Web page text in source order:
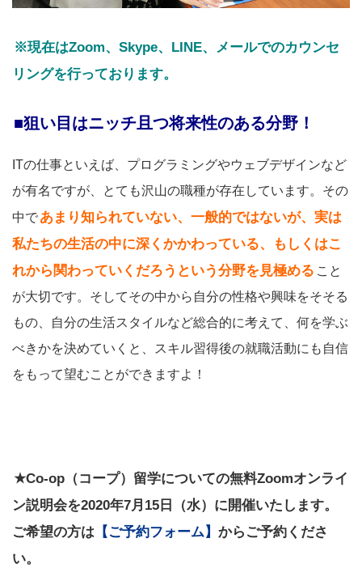
※現在はZoom、Skype、LINE、メールでのカウンセ
リングを行っております。
■狙い目はニッチ且つ将来性のある分野！
ITの仕事といえば、プログラミングやウェブデザインなど
が有名ですが、とても沢山の職種が存在しています。その
中であまり知られていない、一般的ではないが、実は
私たちの生活の中に深くかかわっている、もしくはこ
れから関わっていくだろうという分野を見極める こと
が大切です。そしてその中から自分の性格や興味をそそる
もの、自分の生活スタイルなど総合的に考えて、何を学ぶ
べきかを決めていくと、スキル習得後の就職活動にも自信
をもって望むことができますよ！
★Co-op（コープ）留学についての無料Zoomオンライ
ン説明会を2020年7月15日（水）に開催いたします。
ご希望の方は 【ご予約フォーム】 からご予約くださ
い。